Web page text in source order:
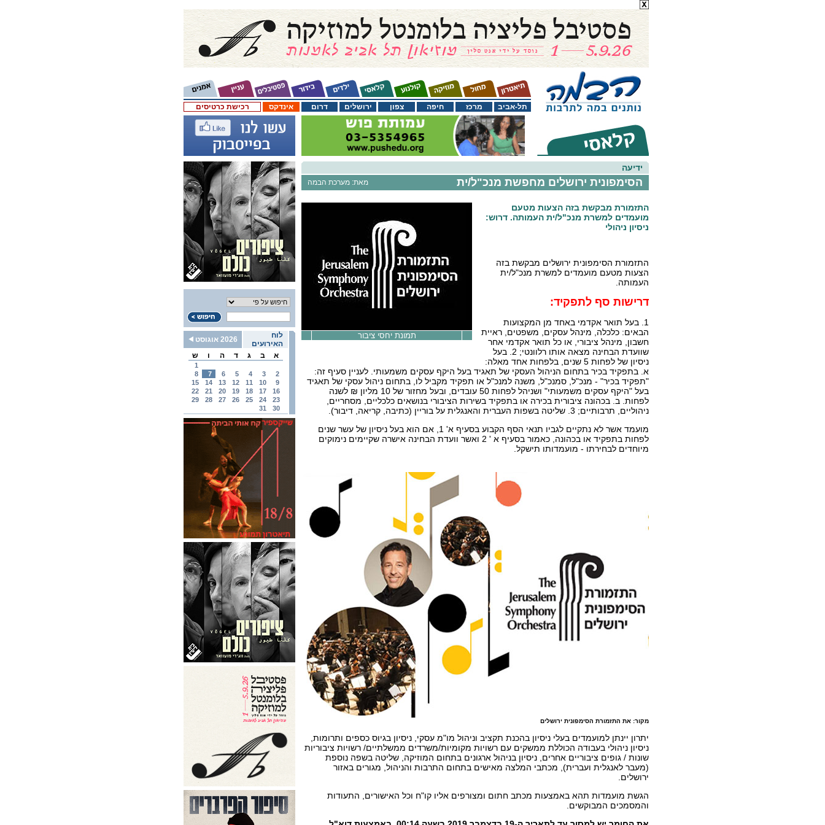
רכישת כרטיסים אינדקס דרום ירושלים צפון חיפה מרכז תל-אביב
לוח
האירועים
2026 אוגוסט
א
ב ג ד ה ו ש
1
2
3
4
5
6
7
8
9
10
11
12
13
14
15
16
17
18
19
20
21
22
23
24
25
26
27
28
29
30
31
ידיעה
מאת: מערכת הבמה הסימפונית ירושלים מחפשת מנכ"ל/ית
תמונת יחסי ציבור
התזמורת מבקשת בזה הצעות מטעם
מועמדים למשרת מנכ"ל/ית העמותה. דרוש:
ניסיון ניהולי
התזמורת הסימפונית ירושלים מבקשת בזה
הצעות מטעם מועמדים למשרת מנכ"ל/ית
העמותה.
דרישות סף לתפקיד:
1. בעל תואר אקדמי באחד מן המקצועות
הבאים: כלכלה, מינהל עסקים, משפטים, ראיית
חשבון, מינהל ציבורי, או כל תואר אקדמי אחר
שוועדת הבחינה מצאה אותו רלוונטי; 2. בעל
ניסיון של לפחות 5 שנים, בלפחות אחד מאלה:
א. בתפקיד בכיר בתחום הניהול העסקי של תאגיד בעל היקף עסקים משמעותי. לעניין סעיף זה:
"תפקיד בכיר" - מנכ"ל, סמנכ"ל, משנה למנכ"ל או תפקיד מקביל לו, בתחום ניהול עסקי של תאגיד
בעל "היקף עסקים משמעותי" ושניהל לפחות 50 עובדים, ובעל מחזור של 10 מליון ₪ לשנה
לפחות. ב. בכהונה ציבורית בכירה או בתפקיד בשירות הציבורי בנושאים כלכליים, מסחריים,
ניהוליים, תרבותיים; 3. שליטה בשפות העברית והאנגלית על בוריין (כתיבה, קריאה, דיבור).
מועמד אשר לא נתקיים לגביו תנאי הסף הקבוע בסעיף א' 1, אם הוא בעל ניסיון של עשר שנים
לפחות בתפקיד או בכהונה, כאמור בסעיף א ' 2 ואשר וועדת הבחינה אישרה שקיימים נימוקים
מיוחדים לבחירתו - מועמדותו תישקל.
מקור: את התזמורת הסימפונית ירושלים
יתרון יינתן למועמדים בעלי ניסיון בהכנת תקציב וניהול מו"מ עסקי, ניסיון בגיוס כספים ותרומות,
ניסיון ניהולי בעבודה הכוללת ממשקים עם רשויות מקומיות/משרדים ממשלתיים/ רשויות ציבוריות
שונות / גופים ציבוריים אחרים, ניסיון בניהול ארגונים בתחום המוזיקה, שליטה בשפה נוספת
(מעבר לאנגלית ועברית), מכתבי המלצה מאישים בתחום התרבות והניהול, מגורים באזור
ירושלים.
הגשת מועמדות תהא באמצעות מכתב חתום ומצורפים אליו קו"ח וכל האישורים, התעודות
והמסמכים המבוקשים.